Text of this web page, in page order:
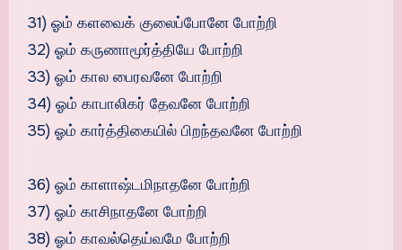
31) ஓம் களவைக் குலைப்போனே போற்றி
32) ஓம் கருணாமூர்த்தியே போற்றி
33) ஓம் கால பைரவனே போற்றி
34) ஓம் காபாலிகர் தேவனே போற்றி
35) ஓம் கார்த்திகையில் பிறந்தவனே போற்றி
36) ஓம் காளாஷ்டமிநாதனே போற்றி
37) ஓம் காசிநாதனே போற்றி
38) ஓம் காவல்தெய்வமே போற்றி